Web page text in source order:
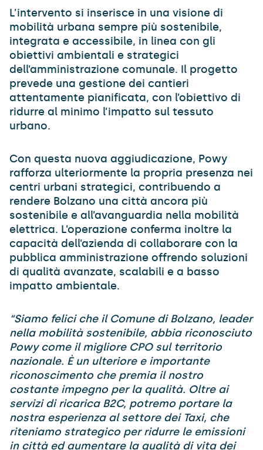
L’intervento si inserisce in una visione di
mobilità urbana sempre più sostenibile,
integrata e accessibile, in linea con gli
obiettivi ambientali e strategici
dell’amministrazione comunale. Il progetto
prevede una gestione dei cantieri
attentamente pianificata, con l’obiettivo di
ridurre al minimo l’impatto sul tessuto
urbano.
Con questa nuova aggiudicazione, Powy
rafforza ulteriormente la propria presenza nei
centri urbani strategici, contribuendo a
rendere Bolzano una città ancora più
sostenibile e all’avanguardia nella mobilità
elettrica. L’operazione conferma inoltre la
capacità dell’azienda di collaborare con la
pubblica amministrazione offrendo soluzioni
di qualità avanzate, scalabili e a basso
impatto ambientale.
“Siamo felici che il Comune di Bolzano, leader
nella mobilità sostenibile, abbia riconosciuto
Powy come il migliore CPO sul territorio
nazionale. È un ulteriore e importante
riconoscimento che premia il nostro
costante impegno per la qualità. Oltre ai
servizi di ricarica B2C, potremo portare la
nostra esperienza al settore dei Taxi, che
riteniamo strategico per ridurre le emissioni
in città ed aumentare la qualità di vita dei